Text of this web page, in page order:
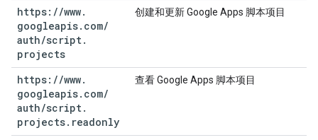
https: //www.
googleapis. com/
auth/script.
projects
创建和更新 Google Apps 脚本项目
https: //www.
googleapis. com/
auth/script.
projects. readonly
查看 Google Apps 脚本项目